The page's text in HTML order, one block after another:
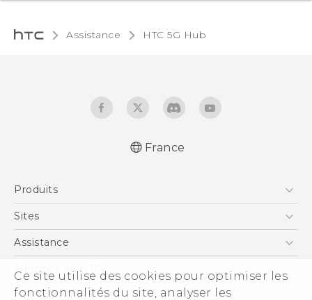
Ce site utilise des cookies pour optimiser les
fonctionnalités du site, analyser les
Assistance HTC 5G Hub‎
réglementations
English - Safety guide
France
Produits
Smartphones
Vive
Accessoires
Sites
HTC Vive
HTC Pro
Assistance
eCommerce Support
À propos de HTC
ESG